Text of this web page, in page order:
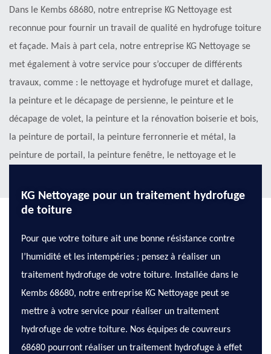
Dans le Kembs 68680, notre entreprise KG Nettoyage est
reconnue pour fournir un travail de qualité en hydrofuge toiture
et façade. Mais à part cela, notre entreprise KG Nettoyage se
met également à votre service pour s’occuper de différents
travaux, comme : le nettoyage et hydrofuge muret et dallage,
la peinture et le décapage de persienne, le peinture et le
décapage de volet, la peinture et la rénovation boiserie et bois,
la peinture de portail, la peinture ferronnerie et métal, la
peinture de portail, la peinture fenêtre, le nettoyage et le
KG Nettoyage pour un traitement hydrofuge
de toiture
Pour que votre toiture ait une bonne résistance contre
l’humidité et les intempéries ; pensez à réaliser un
traitement hydrofuge de votre toiture. Installée dans le
Kembs 68680, notre entreprise KG Nettoyage peut se
mettre à votre service pour réaliser un traitement
hydrofuge de votre toiture. Nos équipes de couvreurs
68680 pourront réaliser un traitement hydrofuge à effet